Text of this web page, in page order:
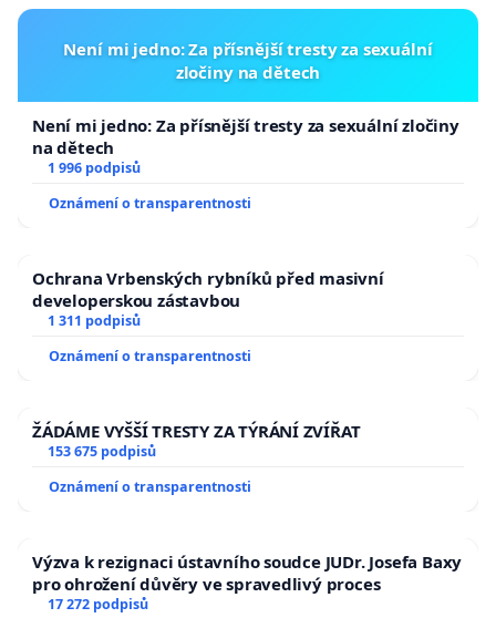
Není mi jedno: Za přísnější tresty za sexuální
zločiny na dětech
Není mi jedno: Za přísnější tresty za sexuální zločiny
na dětech
1 996 podpisů
Oznámení o transparentnosti
Ochrana Vrbenských rybníků před masivní
developerskou zástavbou
1 311 podpisů
Oznámení o transparentnosti
ŽÁDÁME VYŠŠÍ TRESTY ZA TÝRÁNÍ ZVÍŘAT
153 675 podpisů
Oznámení o transparentnosti
Výzva k rezignaci ústavního soudce JUDr. Josefa Baxy
pro ohrožení důvěry ve spravedlivý proces
17 272 podpisů